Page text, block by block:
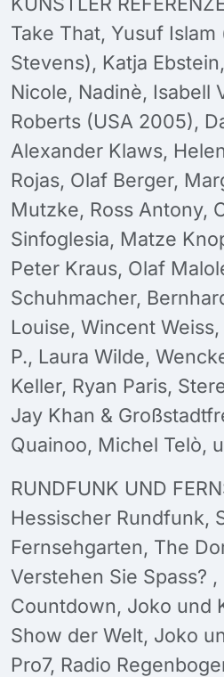
Take That, Yusuf Islam
Stevens), Katja
Nicole, Nadinè, Isabell
Roberts (USA 2005),
Alexander Klaws,
Rojas, Olaf Berger,
Mutzke, Ross Antony,
Sinfoglesia, Matze
Peter Kraus, Olaf
Schuhmacher,
Louise, Wincent
P., Laura Wilde,
Keller, Ryan Paris,
Jay Khan &
Quainoo, Michel Telò,
RUNDFUNK UND
Hessischer Rundfunk,
Fernsehgarten, The
Verstehen Sie Spass?
Countdown, Joko und
Show der Welt, Joko
Pro7, Radio